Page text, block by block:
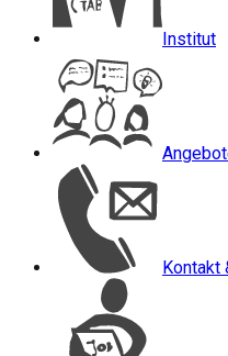
Institut
Kontakt